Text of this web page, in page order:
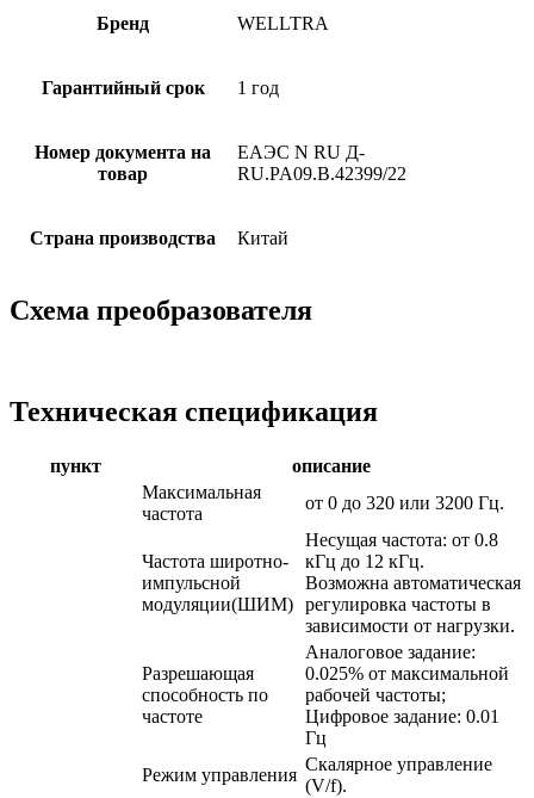
Бренд WELLTRA
Гарантийный срок 1 год
Номер документа на
товар
ЕАЭС N RU Д-
RU.PA09.B.42399/22
Страна производства Китай
Схема преобразователя
Техническая спецификация
пункт описание
Максимальная
частота
от 0 до 320 или 3200 Гц.
Частота широтно-
импульсной
модуляции(ШИМ)
Несущая частота: от 0.8
кГц до 12 кГц.
Возможна автоматическая
регулировка частоты в
зависимости от нагрузки.
Разрешающая
способность по
частоте
Аналоговое задание:
0.025% от максимальной
рабочей частоты;
Цифровое задание: 0.01
Гц
Режим управления
Скалярное управление
(V/f).